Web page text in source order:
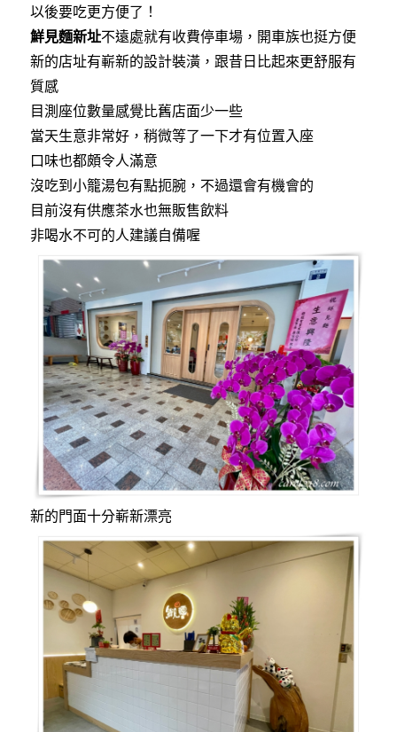
以後要吃更方便了！
鮮見麵新址不遠處就有收費停車場，開車族也挺方便
新的店址有嶄新的設計裝潢，跟昔日比起來更舒服有
質感
目測座位數量感覺比舊店面少一些
當天生意非常好，稍微等了一下才有位置入座
口味也都頗令人滿意
沒吃到小籠湯包有點扼腕，不過還會有機會的
目前沒有供應茶水也無販售飲料
非喝水不可的人建議自備喔
新的門面十分嶄新漂亮